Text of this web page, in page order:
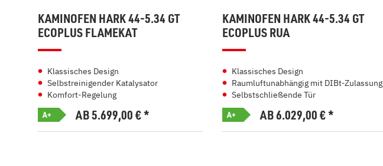
KAMINOFEN HARK 44-5.34 GT
ECOPLUS FLAMEKAT
Klassisches Design
Selbstreinigender Katalysator
Komfort-Regelung
A+ AB 5.699,00€*
KAMINOFEN HARK 44-5.34 GT
ECOPLUS RUA
Klassisches Design
Raumluftunabhängig mit DIBt-Zulassung
Selbstschließende Tür
A+ AB 6.029,00€*